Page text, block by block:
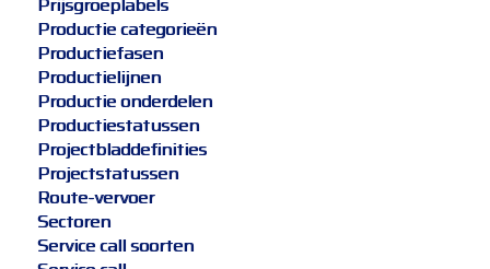
Productie categorieën
Productiefasen
Productielijnen
Productie onderdelen
Productiestatussen
Projectbladdefinities
Projectstatussen
Route-vervoer
Sectoren
Service call soorten